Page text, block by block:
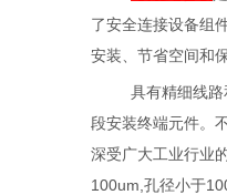
了安全连接设备组
安装、节省空间和
具有精细线路和
段安装终端元件。
深受广大工业行业
100um,孔径小于